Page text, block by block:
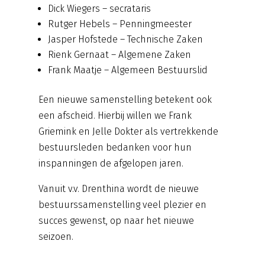
Dick Wiegers – secrataris
Rutger Hebels – Penningmeester
Jasper Hofstede – Technische Zaken
Rienk Gernaat – Algemene Zaken
Frank Maatje – Algemeen Bestuurslid
Een nieuwe samenstelling betekent ook
een afscheid. Hierbij willen we Frank
Griemink en Jelle Dokter als vertrekkende
bestuursleden bedanken voor hun
inspanningen de afgelopen jaren.
Vanuit v.v. Drenthina wordt de nieuwe
bestuurssamenstelling veel plezier en
succes gewenst, op naar het nieuwe
seizoen.